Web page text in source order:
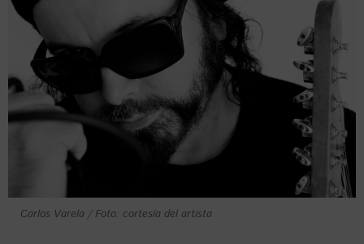
Carlos Varela / Foto: cortesía del artista